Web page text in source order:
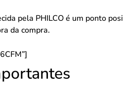
pela PHILCO é um ponto
da compra.